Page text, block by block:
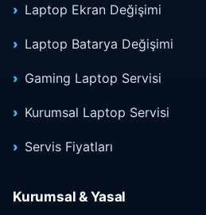
Laptop Ekran Değişimi
Laptop Batarya Değişimi
Gaming Laptop Servisi
Kurumsal Laptop Servisi
Servis Fiyatları
Kurumsal & Yasal